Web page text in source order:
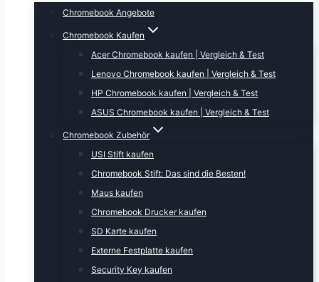
Chromebook Angebote
Chromebook Kaufen
Acer Chromebook kaufen | Vergleich & Test
Lenovo Chromebook kaufen | Vergleich & Test
HP Chromebook kaufen | Vergleich & Test
ASUS Chromebook kaufen | Vergleich & Test
Chromebook Zubehör
USI Stift kaufen
Chromebook Stift: Das sind die Besten!
Maus kaufen
Chromebook Drucker kaufen
SD Karte kaufen
Externe Festplatte kaufen
Security Key kaufen